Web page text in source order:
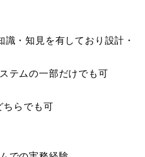
・知見を有しており設計・
テムの一部だけでも可
らでも可